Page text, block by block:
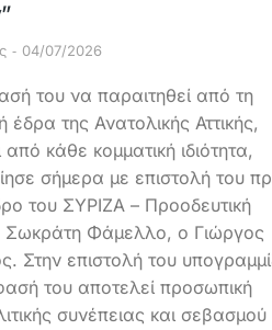
04/07/2026
του να παραιτηθεί από τη
έδρα της Ανατολικής Αττικής,
κάθε κομματική ιδιότητα,
σήμερα με επιστολή του
του ΣΥΡΙΖΑ – Προοδευτική
Σωκράτη Φάμελλο, ο Γιώργος
Στην επιστολή του
του αποτελεί προσωπική
συνέπειας και σεβασμού